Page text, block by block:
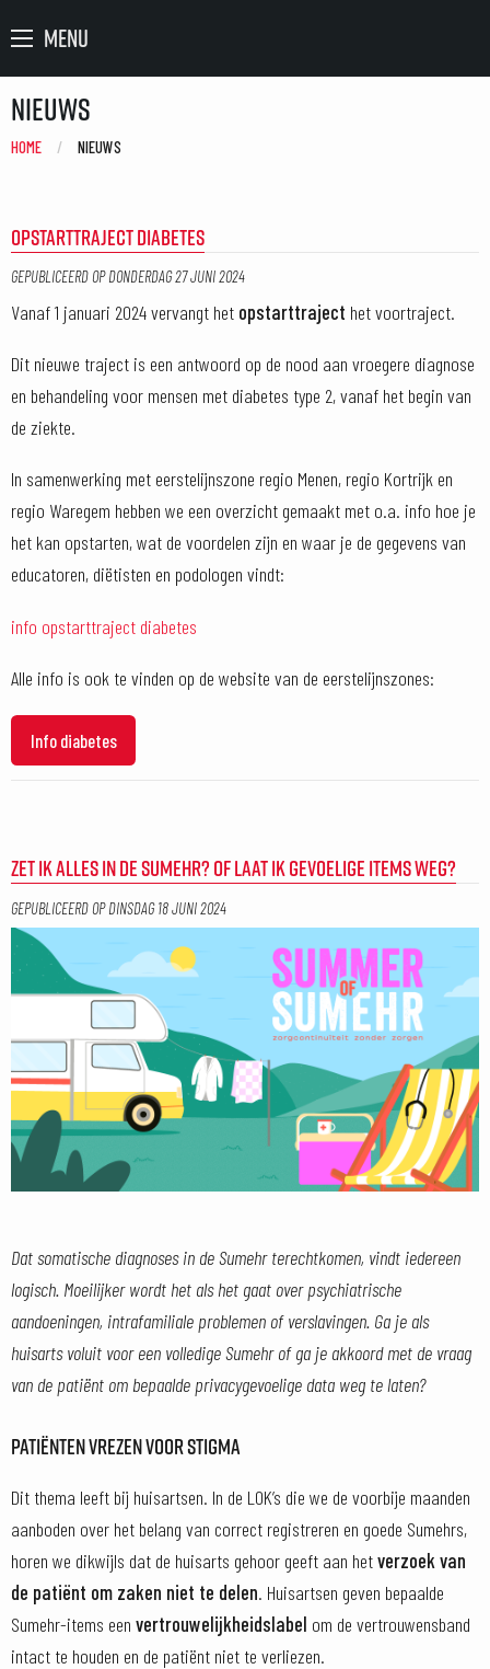
MENU
Nieuws
HOME CURRENT:
NIEUWS
OPSTARTTRAJECT DIABETES
GEPUBLICEERD OPDONDERDAG 27 JUNI 2024
Vanaf 1 januari 2024 vervangt het opstarttraject het voortraject.
Dit nieuwe traject is een antwoord op de nood aan vroegere diagnose
en behandeling voor mensen met diabetes type 2, vanaf het begin van
de ziekte.
In samenwerking met eerstelijnszone regio Menen, regio Kortrijk en
regio Waregem hebben we een overzicht gemaakt met o.a. info hoe je
het kan opstarten, wat de voordelen zijn en waar je de gegevens van
educatoren, diëtisten en podologen vindt:
info opstarttraject diabetes
Alle info is ook te vinden op de website van de eerstelijnszones:
Info diabetes
ZET IK ALLES IN DE SUMEHR? OF LAAT IK GEVOELIGE ITEMS WEG?
GEPUBLICEERD OPDINSDAG 18 JUNI 2024
Dat somatische diagnoses in de Sumehr terechtkomen, vindt iedereen
logisch. Moeilijker wordt het als het gaat over psychiatrische
aandoeningen, intrafamiliale problemen of verslavingen. Ga je als
huisarts voluit voor een volledige Sumehr of ga je akkoord met de vraag
van de patiënt om bepaalde privacygevoelige data weg te laten?
PATIËNTEN VREZEN VOOR STIGMA
Dit thema leeft bij huisartsen. In de LOK’s die we de voorbije maanden
aanboden over het belang van correct registreren en goede Sumehrs,
horen we dikwijls dat de huisarts gehoor geeft aan hetverzoek van
de patiënt om zaken niet te delen. Huisartsen geven bepaalde
Sumehr-items een vertrouwelijkheidslabel om de vertrouwensband
intact te houden en de patiënt niet te verliezen.